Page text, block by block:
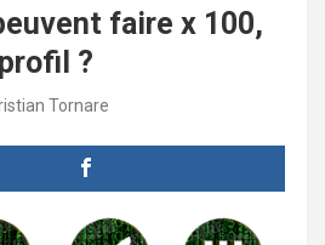
faire x 100,
?
Tornare